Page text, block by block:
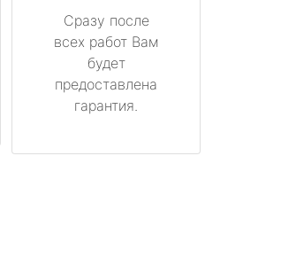
Сразу после
всех работ Вам
будет
предоставлена
гарантия.